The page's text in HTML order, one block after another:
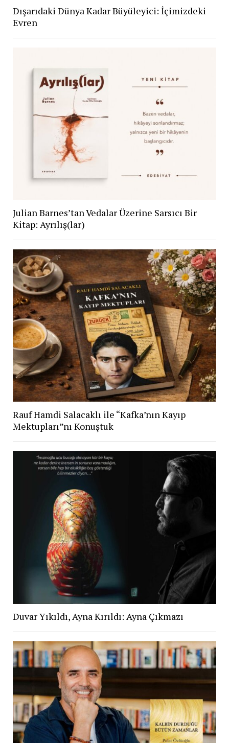
Dışarıdaki Dünya Kadar Büyüleyici: İçimizdeki
Evren
Julian Barnes’tan Vedalar Üzerine Sarsıcı Bir
Kitap: Ayrılış(lar)
Rauf Hamdi Salacaklı ile “Kafka’nın Kayıp
Mektupları”nı Konuştuk
Duvar Yıkıldı, Ayna Kırıldı: Ayna Çıkmazı